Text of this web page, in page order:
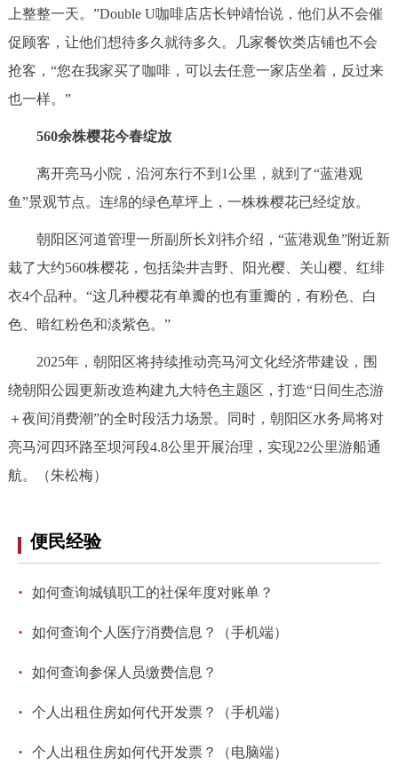
上整整一天。”Double U咖啡店店长钟靖怡说，他们从不会催
促顾客，让他们想待多久就待多久。几家餐饮类店铺也不会
抢客，“您在我家买了咖啡，可以去任意一家店坐着，反过来
也一样。”
560余株樱花今春绽放
离开亮马小院，沿河东行不到1公里，就到了“蓝港观
鱼”景观节点。连绵的绿色草坪上，一株株樱花已经绽放。
朝阳区河道管理一所副所长刘祎介绍，“蓝港观鱼”附近新
栽了大约560株樱花，包括染井吉野、阳光樱、关山樱、红绯
衣4个品种。“这几种樱花有单瓣的也有重瓣的，有粉色、白
色、暗红粉色和淡紫色。”
2025年，朝阳区将持续推动亮马河文化经济带建设，围
绕朝阳公园更新改造构建九大特色主题区，打造“日间生态游
＋夜间消费潮”的全时段活力场景。同时，朝阳区水务局将对
亮马河四环路至坝河段4.8公里开展治理，实现22公里游船通
航。（朱松梅）
便民经验
· 如何查询城镇职工的社保年度对账单？
· 如何查询个人医疗消费信息？（手机端）
· 如何查询参保人员缴费信息？
· 个人出租住房如何代开发票？（手机端）
· 个人出租住房如何代开发票？（电脑端）